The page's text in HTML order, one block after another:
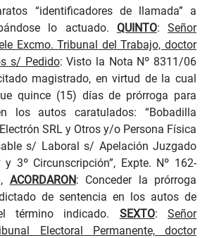
“identificadores de llamada” a
lo actuado. QUINTO:Señor
Excmo. Tribunal del Trabajo, doctor
s/ Pedido: Visto la Nota Nº 8311/06
magistrado, en virtud de la cual
quince (15) días de prórroga para
los autos caratulados: “Bobadilla
SRL y Otros y/o Persona Física
s/ Laboral s/ Apelación Juzgado
3º Circunscripción”, Expte. Nº 162-
ACORDARON: Conceder la prórroga
de sentencia en los autos de
término indicado. SEXTO:Señor
Electoral Permanente, doctor